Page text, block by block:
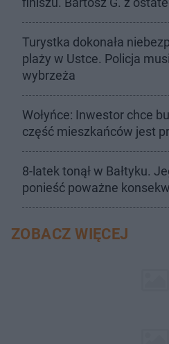
Turystka dokonała
plaży w Ustce. Policja
wybrzeża
Wołyńce: Inwestor chce
część mieszkańców jest
8-latek tonął w Bałtyku.
ponieść poważne
ZOBACZ WIĘCEJ